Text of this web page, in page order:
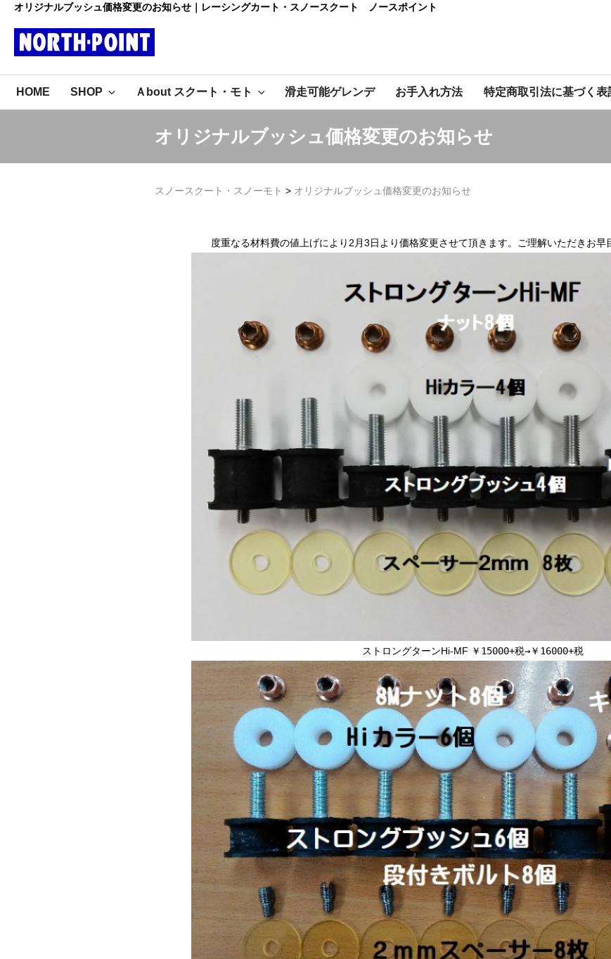
オリジナルブッシュ価格変更のお知らせ｜レーシングカート・スノースクート ノースポイント
レーシング
カート・スノ
ースクート
ノースポイ
ト・カートショップ
HOME SHOP Ａbout スクート・モト 滑走可能ゲレンデ お手入れ方法 特定商取引法に基づく表
オリジナルブッシュ価格変更のお知らせ
スノースクート・スノーモト > オリジナルブッシュ価格変更のお知らせ
度重なる材料費の値上げにより2月3日より価格変更させて頂きます。ご理解いただきお早
ストロングターンHi-MF ￥ 15000+税→￥16000+税